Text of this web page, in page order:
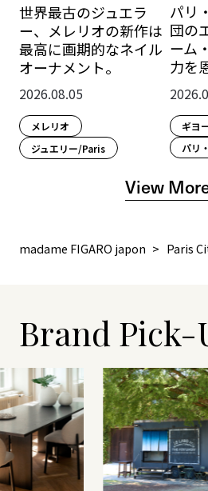
世界最古のジュエラ
ー、メレリオの新作は
最高に画期的なネイル
オーナメント。
2026.08.05
メレリオ
ジュエリー/Paris
パリ
団の
ーム
力を
ギヨ
パリ
View
madame FIGARO japon Paris
Brand Pick-